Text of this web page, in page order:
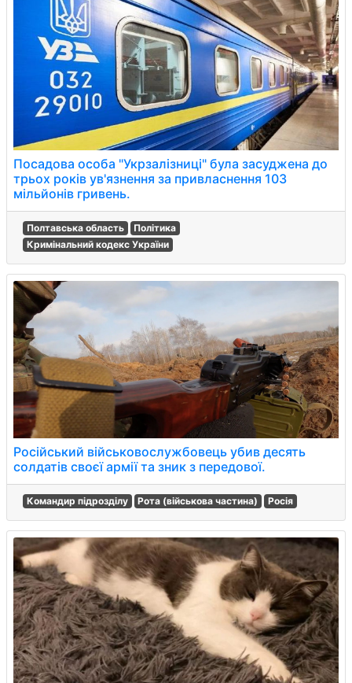
Посадова особа "Укрзалізниці" була засуджена до
трьох років ув'язнення за привласнення 103
мільйонів гривень.
Полтавська область
Політика
Кримінальний кодекс України
Російський військовослужбовець убив десять
солдатів своєї армії та зник з передової.
Командир підрозділу Рота (військова частина) Росія